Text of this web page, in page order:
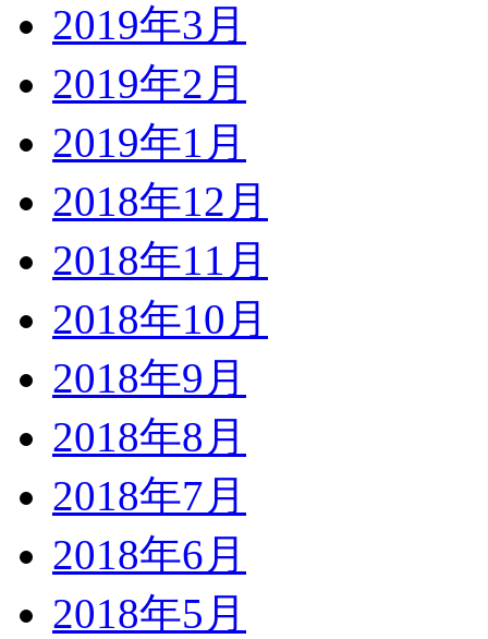
2019年3月
2019年2月
2019年1月
2018年12月
2018年11月
2018年10月
2018年9月
2018年8月
2018年7月
2018年6月
2018年5月